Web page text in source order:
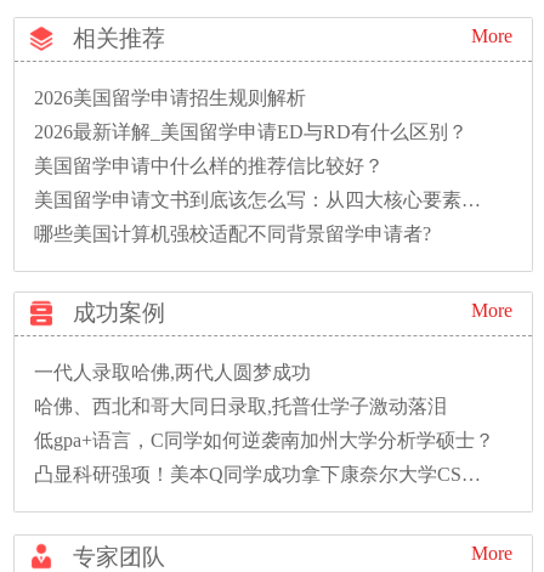
相关推荐 More
2026美国留学申请招生规则解析
2026最新详解_美国留学申请ED与RD有什么区别？
美国留学申请中什么样的推荐信比较好？
美国留学申请文书到底该怎么写：从四大核心要素到三大误区避坑指南
哪些美国计算机强校适配不同背景留学申请者?
成功案例 More
一代人录取哈佛,两代人圆梦成功
哈佛、西北和哥大同日录取,托普仕学子激动落泪
低gpa+语言，C同学如何逆袭南加州大学分析学硕士？
凸显科研强项！美本Q同学成功拿下康奈尔大学CS硕士录取！
专家团队 More